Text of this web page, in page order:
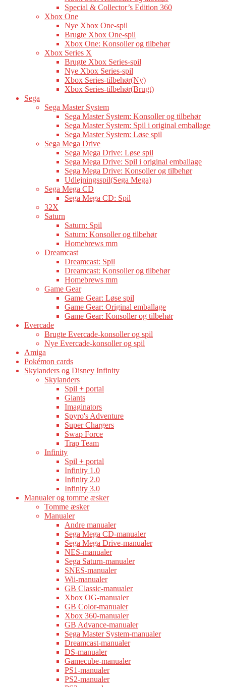
Special & Collector’s Edition 360
Xbox One
Nye Xbox One-spil
Brugte Xbox One-spil
Xbox One: Konsoller og tilbehør
Xbox Series X
Brugte Xbox Series-spil
Nye Xbox Series-spil
Xbox Series-tilbehør(Ny)
Xbox Series-tilbehør(Brugt)
Sega
Sega Master System
Sega Master System: Konsoller og tilbehør
Sega Master System: Spil i original emballage
Sega Master System: Løse spil
Sega Mega Drive
Sega Mega Drive: Løse spil
Sega Mega Drive: Spil i original emballage
Sega Mega Drive: Konsoller og tilbehør
Udlejningsspil(Sega Mega)
Sega Mega CD
Sega Mega CD: Spil
32X
Saturn
Saturn: Spil
Saturn: Konsoller og tilbehør
Homebrews mm
Dreamcast
Dreamcast: Spil
Dreamcast: Konsoller og tilbehør
Homebrews mm
Game Gear
Game Gear: Løse spil
Game Gear: Original emballage
Game Gear: Konsoller og tilbehør
Evercade
Brugte Evercade-konsoller og spil
Nye Evercade-konsoller og spil
Amiga
Pokémon cards
Skylanders og Disney Infinity
Skylanders
Spil + portal
Giants
Imaginators
Spyro's Adventure
Super Chargers
Swap Force
Trap Team
Infinity
Spil + portal
Infinity 1.0
Infinity 2.0
Infinity 3.0
Manualer og tomme æsker
Tomme æsker
Manualer
Andre manualer
Sega Mega CD-manualer
Sega Mega Drive-manualer
NES-manualer
Sega Saturn-manualer
SNES-manualer
Wii-manualer
GB Classic-manualer
Xbox OG-manualer
GB Color-manualer
Xbox 360-manualer
GB Advance-manualer
Sega Master System-manualer
Dreamcast-manualer
DS-manualer
Gamecube-manualer
PS1-manualer
PS2-manualer